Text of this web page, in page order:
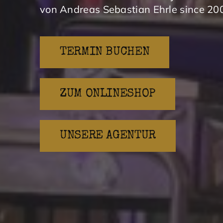
von Andreas Sebastian Ehrle since
TERMIN BUCHEN
ZUM ONLINESHOP
UNSERE AGENTUR